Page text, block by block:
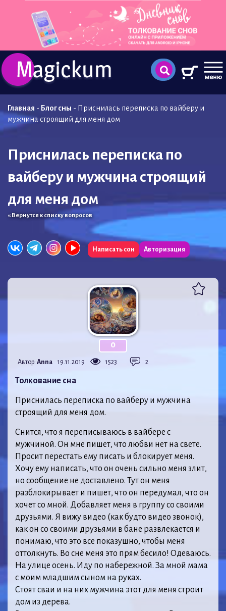
Главная - Блог сны - Приснилась переписка по вайберу и
мужчина строящий для меня дом
Приснилась переписка по
вайберу и мужчина строящий
для меня дом
« Вернутся к списку вопросов
Написать сон Авторизация
0
Автор: Anna 19.11.2019 1523 2
Толкование сна
Приснилась переписка по вайберу и мужчина
строящий для меня дом.
Снится, что я переписываюсь в вайбере с
мужчиной. Он мне пишет, что любви нет на свете.
Просит перестать ему писать и блокирует меня.
Хочу ему написать, что он очень сильно меня злит,
но сообщение не доставлено. Тут он меня
разблокирывает и пишет, что он передумал, что он
хочет со мной. Добавляет меня в группу со своими
друзьями. Я вижу видео (как будто видео звонок),
как он со своими друзьями в бане развлекается и
понимаю, что это все показушно, чтобы меня
оттолкнуть. Во сне меня это прям бесило! Одеваюсь.
На улице осень. Иду по набережной. За мной мама
с моим младшим сыном на руках.
Стоят сваи и на них мужчина этот для меня строит
дом из дерева.